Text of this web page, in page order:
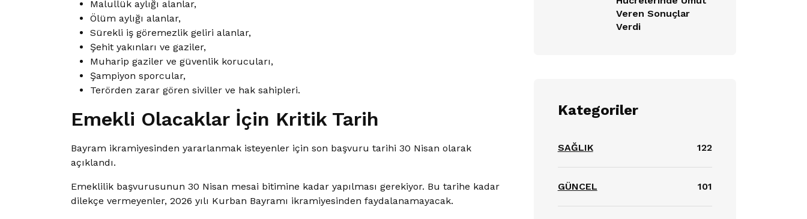
Malullük aylığı alanlar,
Ölüm aylığı alanlar,
Sürekli iş göremezlik geliri alanlar,
Şehit yakınları ve gaziler,
Muharip gaziler ve güvenlik korucuları,
Şampiyon sporcular,
Terörden zarar gören siviller ve hak sahipleri.
Emekli Olacaklar İçin Kritik Tarih
Bayram ikramiyesinden yararlanmak isteyenler için son başvuru tarihi 30 Nisan olarak
açıklandı.
Emeklilik başvurusunun 30 Nisan mesai bitimine kadar yapılması gerekiyor. Bu tarihe kadar
dilekçe vermeyenler, 2026 yılı Kurban Bayramı ikramiyesinden faydalanamayacak.
Veren Sonuçlar
Verdi
Kategoriler
SAĞLIK 122
GÜNCEL 101